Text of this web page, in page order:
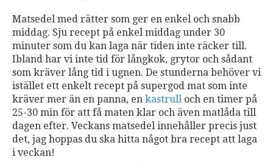
Matsedel med rätter som ger en enkel och snabb
middag. Sju recept på enkel middag under 30
minuter som du kan laga när tiden inte räcker till.
Ibland har vi inte tid för långkok, grytor och sådant
som kräver lång tid i ugnen. De stunderna behöver vi
istället ett enkelt recept på supergod mat som inte
kräver mer än en panna, en kastrull och en timer på
25-30 min för att få maten klar och även matlåda till
dagen efter. Veckans matsedel innehåller precis just
det, jag hoppas du ska hitta något bra recept att laga
i veckan!